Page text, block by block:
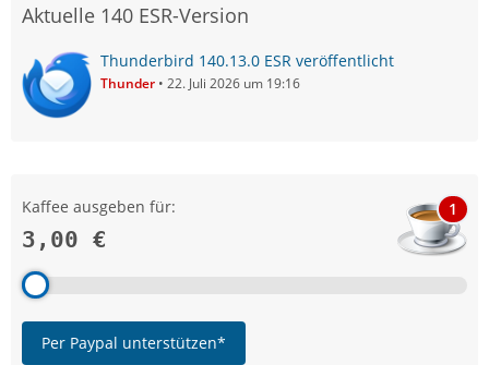
Aktuelle 140 ESR-Version
Thunderbird 140.13.0 ESR veröffentlicht
Thunder 22. Juli 2026 um 19:16
Kaffee ausgeben für:
3,00 €
1
Per Paypal unterstützen*